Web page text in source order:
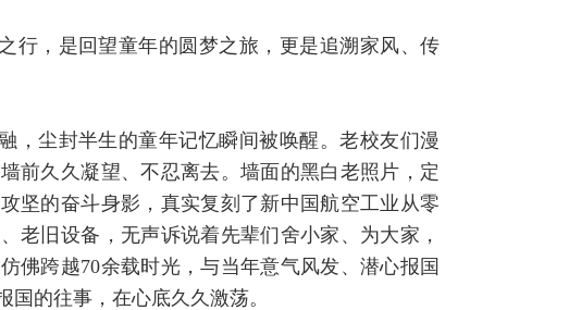
行，是回望童年的圆梦之旅，更是追溯家风、传
，尘封半生的童年记忆瞬间被唤醒。老校友们漫
前久久凝望、不忍离去。墙面的黑白老照片，定
坚的奋斗身影，真实复刻了新中国航空工业从零
老旧设备，无声诉说着先辈们舍小家、为大家，
佛跨越70余载时光，与当年意气风发、潜心报国
的往事，在心底久久激荡。